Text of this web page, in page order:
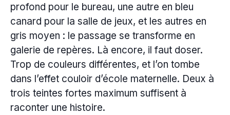
profond pour le bureau, une autre en bleu
canard pour la salle de jeux, et les autres en
gris moyen : le passage se transforme en
galerie de repères. Là encore, il faut doser.
Trop de couleurs différentes, et l’on tombe
dans l’effet couloir d’école maternelle. Deux à
trois teintes fortes maximum suffisent à
raconter une histoire.